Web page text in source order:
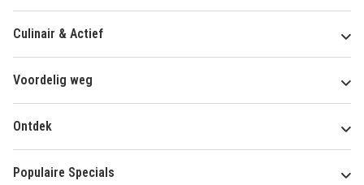
Culinair & Actief
Voordelig weg
Ontdek
Populaire Specials